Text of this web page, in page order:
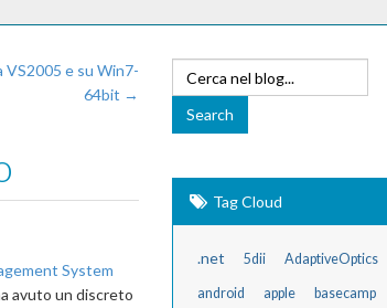
e su Win7-
64bit →
System
avuto un discreto
Tag Cloud
.net 5dii AdaptiveOptics
android apple basecamp